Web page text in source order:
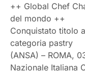
++ Global Chef
del mondo ++
Conquistato titolo
categoria pastry
(ANSA) – ROMA,
Nazionale Italiana